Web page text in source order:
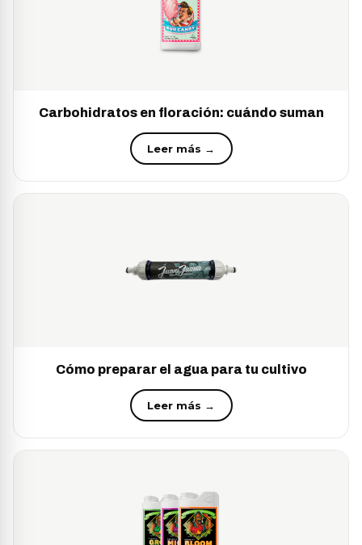
Carbohidratos en floración: cuándo suman
Leer más →
Cómo preparar el agua para tu cultivo
Leer más →